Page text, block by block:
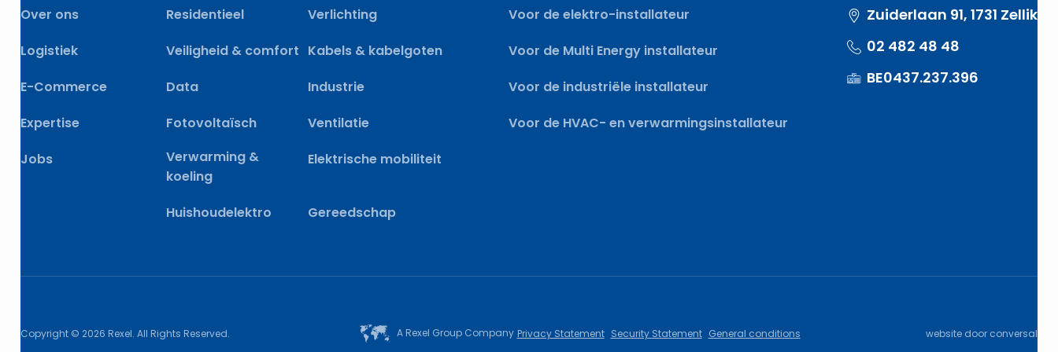
Over ons
Logistiek
E-Commerce
Expertise
Jobs
Residentieel
Verlichting
Veiligheid & comfort Kabels & kabelgoten
Data
Industrie
Fotovoltaïsch
Ventilatie
Verwarming &
koeling
Elektrische mobiliteit
Huishoudelektro Gereedschap
Voor de elektro-installateur
Voor de Multi Energy installateur
Voor de industriële installateur
Voor de HVAC- en verwarmingsinstallateur
Zuiderlaan 91, 1731 Zellik
02 482 48 48
BE0437.237.396
Copyright © 2026 Rexel. All Rights Reserved. A Rexel Group Company Privacy Statement Security Statement General conditions website door conversal